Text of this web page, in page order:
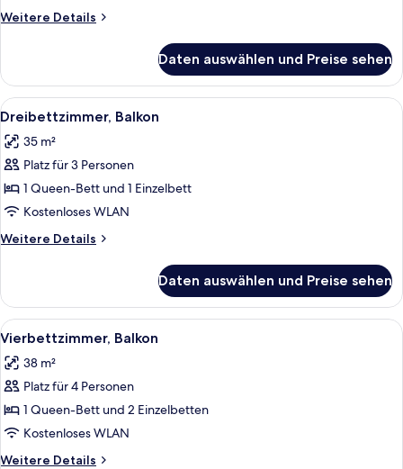
Weitere Details
Weitere
Daten auswählen und Preise sehen
Alle
Fotos
für
Dreibettzimmer,
Balkon
anzeigen
Ein Zimmer mit zwei Einzelbetten,
3
Dreibettzimmer, Balkon
35 m²
Platz für 3 Personen
1 Queen-Bett und 1 Einzelbett
Kostenloses WLAN
Weitere Details
Weitere
Balkon
Daten auswählen und Preise sehen
Alle
Fotos
für
Vierbettzimmer,
Balkon
anzeigen
Ein Zimmer mit zwei Einzelbetten,
5
Vierbettzimmer, Balkon
38 m²
Platz für 4 Personen
1 Queen-Bett und 2 Einzelbetten
Kostenloses WLAN
Weitere Details
Weitere